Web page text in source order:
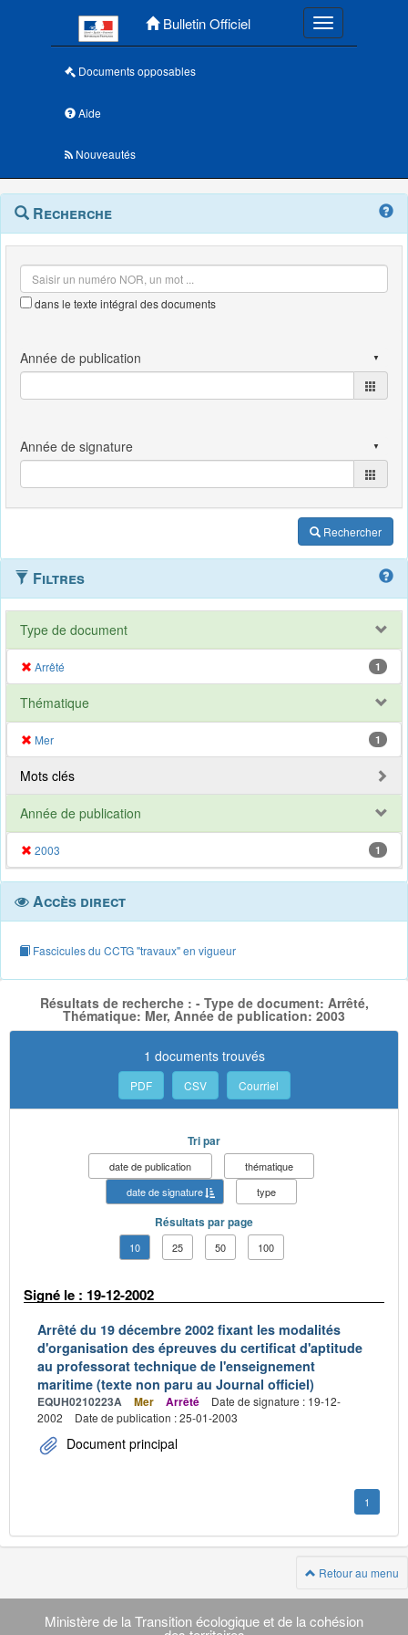
Bulletin Officiel Toggle
Documents opposables
Aide
Nouveautés
Navigation
outils
Menu
contextuel
Recherche
dans le texte intégral des documents
Rechercher
Filtres
Type de document
Arrêté 1
Thématique
Mer 1
Mots clés
Année de publication
2003 1
Accès direct
Fascicules du CCTG "travaux" en vigueur
Résultats de recherche : - Type de document: Arrêté,
Thématique: Mer, Année de publication: 2003
1 documents trouvés
PDF CSV Courriel
Tri par
date de publication
thématique
date de signature
type
Résultats par page
10 25 50 100
Signé le : 19-12-2002
Arrêté du 19 décembre 2002 fixant les modalités
d'organisation des épreuves du certificat d'aptitude
au professorat technique de l'enseignement
maritime (texte non paru au Journal officiel)
EQUH0210223A Mer Arrêté
Date de signature : 19-12-
2002
Date de publication : 25-01-2003
Document principal
1
Retour au menu
Navigation
transverse
Ministère de la Transition écologique et de la cohésion